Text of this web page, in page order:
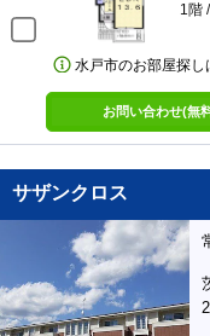
1階
水戸市のお部屋探し
お問い合わせ(無
サザンクロス